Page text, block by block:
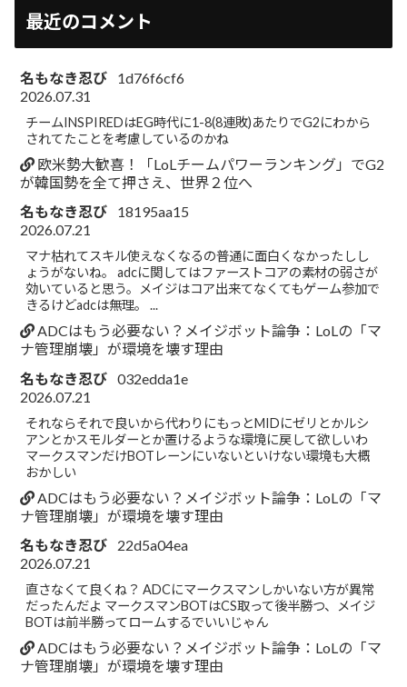
最近のコメント
名もなき忍び
1d76f6cf6
2026.07.31
チームINSPIREDはEG時代に1-8(8連敗)あたりでG2にわから
されてたことを考慮しているのかね
欧米勢大歓喜！「LoLチームパワーランキング」でG2
が韓国勢を全て押さえ、世界２位へ
名もなき忍び
18195aa15
2026.07.21
マナ枯れてスキル使えなくなるの普通に面白くなかったしし
ょうがないね。 adcに関してはファーストコアの素材の弱さが
効いていると思う。メイジはコア出来てなくてもゲーム参加で
きるけどadcは無理。 ...
ADCはもう必要ない？メイジボット論争：LoLの「マ
ナ管理崩壊」が環境を壊す理由
名もなき忍び 032edda1e
2026.07.21
それならそれで良いから代わりにもっとMIDにゼリとかルシ
アンとかスモルダーとか置けるような環境に戻して欲しいわ
マークスマンだけBOTレーンにいないといけない環境も大概
おかしい
ADCはもう必要ない？メイジボット論争：LoLの「マ
ナ管理崩壊」が環境を壊す理由
名もなき忍び
22d5a04ea
2026.07.21
直さなくて良くね？ ADCにマークスマンしかいない方が異常
だったんだよ マークスマンBOTはCS取って後半勝つ、メイジ
BOTは前半勝ってロームするでいいじゃん
ADCはもう必要ない？メイジボット論争：LoLの「マ
ナ管理崩壊」が環境を壊す理由